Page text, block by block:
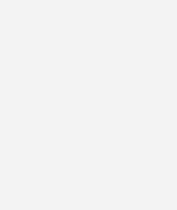
Abmeldung ist
Daten finden Sie